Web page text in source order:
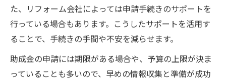
た、リフォーム会社によっては申請手続きのサポートを
行っている場合もあります。こうしたサポートを活用す
ることで、手続きの手間や不安を減らせます。
助成金の申請には期限がある場合や、予算の上限が決ま
っていることも多いので、早めの情報収集と準備が成功